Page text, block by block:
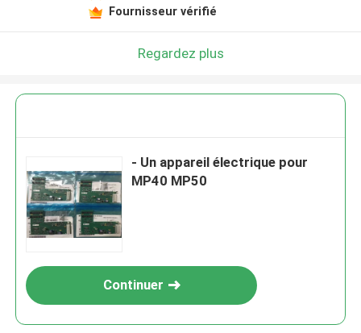
Fournisseur vérifié
Regardez plus
- Un appareil électrique pour
MP40 MP50
Continuer